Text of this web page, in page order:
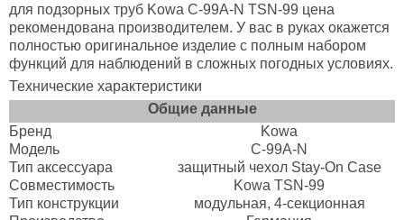
для подзорных труб Kowa C-99A-N TSN-99 цена
рекомендована производителем. У вас в руках окажется
полностью оригинальное изделие с полным набором
функций для наблюдений в сложных погодных условиях.
Технические характеристики
Общие данные
Бренд
Kowa
Модель
C-99A-N
Тип аксессуара
защитный чехол Stay-On Case
Совместимость
Kowa TSN-99
Тип конструкции
модульная, 4-секционная